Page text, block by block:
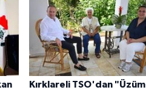
Kırklareli TSO'dan "Üzüm